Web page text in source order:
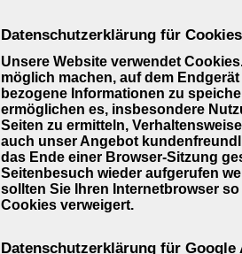
Datenschutzerklärung für Cookies
Unsere Website verwendet
möglich machen, auf dem
bezogene Informationen zu
ermöglichen es, insbesondere
Seiten zu ermitteln,
auch unser Angebot
das Ende einer Browser-Sitzung
Seitenbesuch wieder aufgerufen
sollten Sie Ihren Internetbrowser
Cookies verweigert.
Datenschutzerklärung für Google